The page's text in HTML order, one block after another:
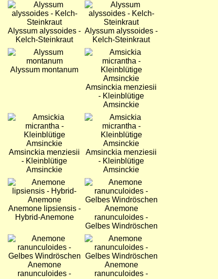
Bild
Alyssum alyssoides -
Kelch-Steinkraut
Bild
Alyssum alyssoides -
Kelch-Steinkraut
Bild
Alyssum montanum
Bild
Amsinckia menziesii
- Kleinblütige
Amsinckie
Bild
Amsinckia menziesii
- Kleinblütige
Amsinckie
Bild
Amsinckia menziesii
- Kleinblütige
Amsinckie
Bild
Anemone lipsiensis -
Hybrid-Anemone
Bild
Anemone
ranunculoides -
Gelbes Windröschen
Bild
Anemone
ranunculoides -
Bild
Anemone
ranunculoides -